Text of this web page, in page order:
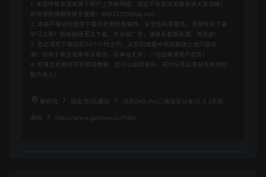
1. 本站所有资源来源于用户上传和网络，因此不包含技术服务请大家谅解！
如有侵权请邮件联系客服！64533729@qq.com
2. 本站不保证所提供下载的资源的准确性、安全性和完整性，资源仅供下载
学习之用！如有链接无法下载、失效或广告，请联系客服处理，有奖励！
3. 您必须在下载后的24个小时之内，从您的电脑中彻底删除上述内容资
源！如用于商业或者非法用途，与本站无关，一切后果请用户自负！
4. 如果您也有好的资源或教程，您可以投稿发布，成功分享后有站币奖励和
额外收入！
果核网 域名/空间/建站 迅风DNS Pro二级域名分发V2.3.3系统
源码 https://www.guohew.cn/7166/